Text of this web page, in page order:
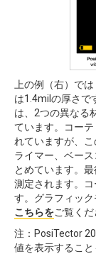
上の例（右）で
は1.4milの厚さで
は、2つの異なる
ています。コー
れていますが、
ライマー、ベー
とめています。
測定されます。
す。グラフィック
こちらをご覧くだ
注：PosiTector
値を表示すること